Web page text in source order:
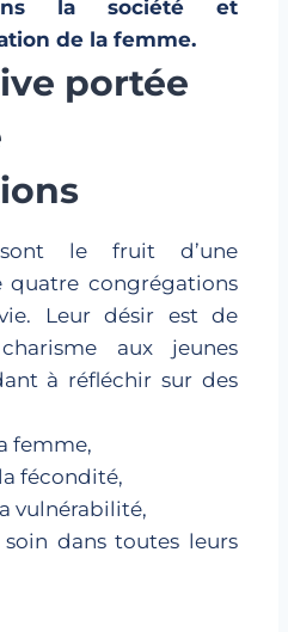
la société et
de la femme.
portée
sont le fruit d’une
quatre congrégations
Leur désir est de
aux jeunes
à réfléchir sur des
femme,
fécondité,
vulnérabilité,
dans toutes leurs